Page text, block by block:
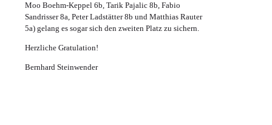
Moo Boehm-Keppel 6b, Tarik Pajalic 8b, Fabio
Sandrisser 8a, Peter Ladstätter 8b und Matthias Rauter
5a) gelang es sogar sich den zweiten Platz zu sichern.
Herzliche Gratulation!
Bernhard Steinwender